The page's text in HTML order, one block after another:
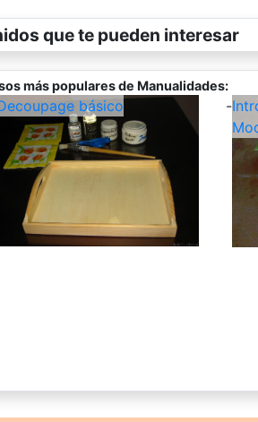
que te pueden interesar
más populares de Manualidades:
básico -